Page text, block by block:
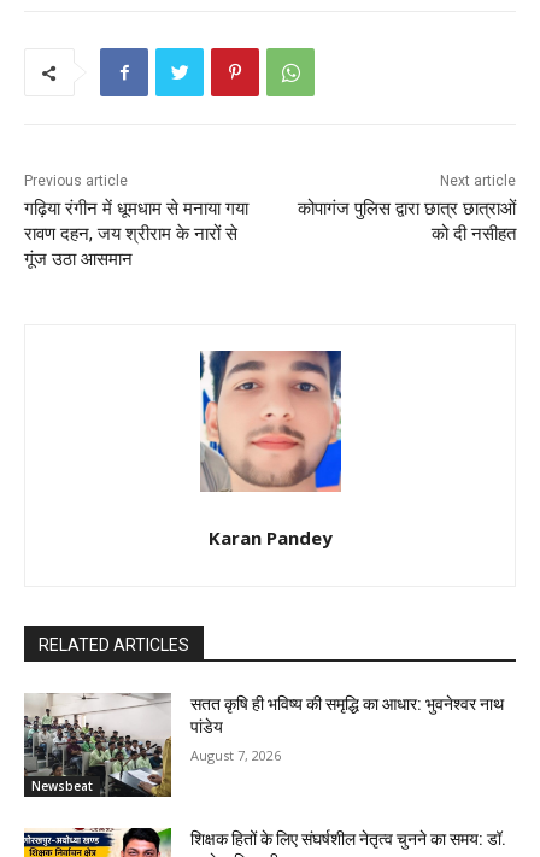
Previous article
गढ़िया रंगीन में धूमधाम से मनाया गया
रावण दहन, जय श्रीराम के नारों से
गूंज उठा आसमान
Next article
कोपागंज पुलिस द्वारा छात्र छात्राओं
को दी नसीहत
Karan Pandey
RELATED ARTICLES
Newsbeat
सतत कृषि ही भविष्य की समृद्धि का आधार: भुवनेश्वर नाथ
पांडेय
August 7, 2026
शिक्षक हितों के लिए संघर्षशील नेतृत्व चुनने का समय: डॉ.